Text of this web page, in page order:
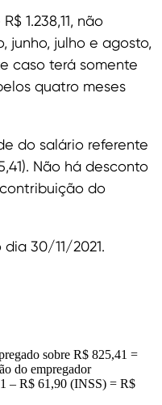
1.238,11, não
junho, julho e agosto,
caso terá somente
quatro meses
do salário referente
Não há desconto
do
30/11/2021.
sobre R$ 825,41 =
do empregador
– R$ 61,90 (INSS) = R$